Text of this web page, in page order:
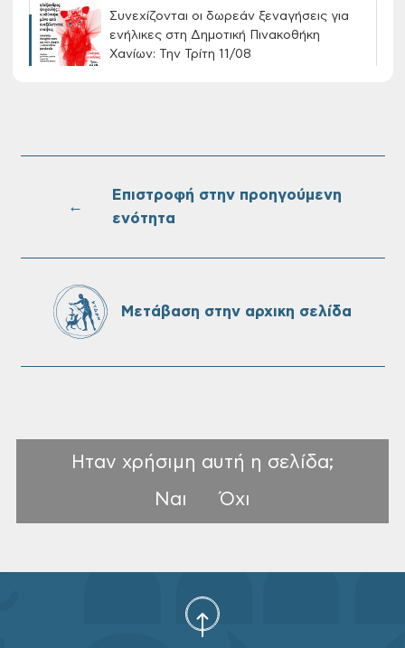
Συνεχίζονται οι δωρεάν ξεναγήσεις για
ενήλικες στη Δημοτική Πινακοθήκη
Χανίων: Την Τρίτη 11/08
Τακτική συνεδρίαση Δημοτικής Επιτροπής
←
Επιστροφή στην προηγούμενη
ενότητα
Μετάβαση στην αρχικη σελίδα
Ηταν χρήσιμη αυτή η σελίδα;
Ναι
Όχι